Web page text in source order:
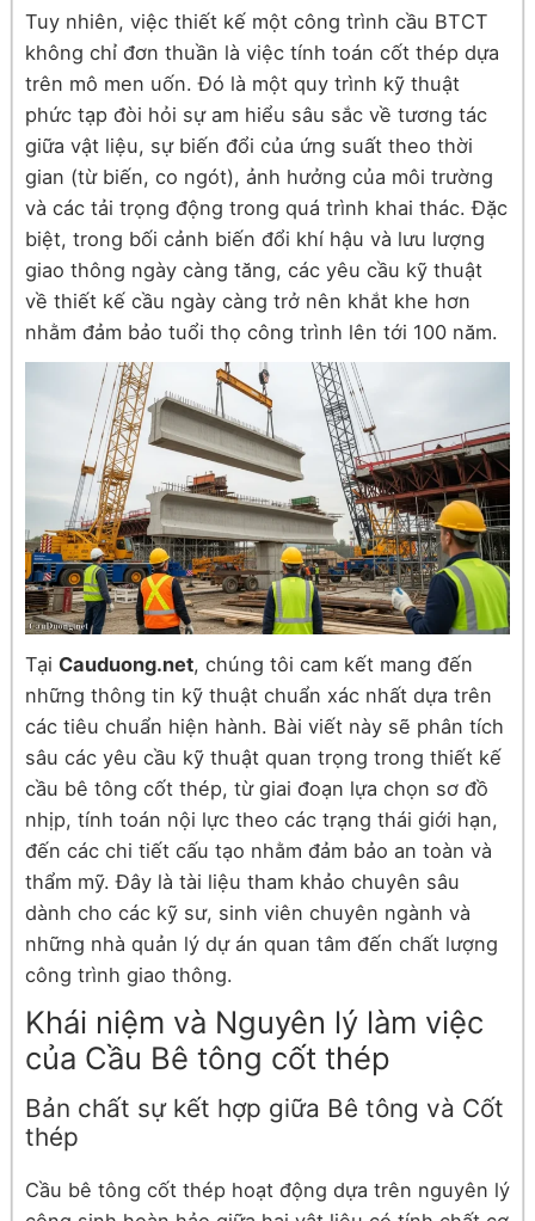
Tuy nhiên, việc thiết kế một công trình cầu BTCT
không chỉ đơn thuần là việc tính toán cốt thép dựa
trên mô men uốn. Đó là một quy trình kỹ thuật
phức tạp đòi hỏi sự am hiểu sâu sắc về tương tác
giữa vật liệu, sự biến đổi của ứng suất theo thời
gian (từ biến, co ngót), ảnh hưởng của môi trường
và các tải trọng động trong quá trình khai thác. Đặc
biệt, trong bối cảnh biến đổi khí hậu và lưu lượng
giao thông ngày càng tăng, các yêu cầu kỹ thuật
về thiết kế cầu ngày càng trở nên khắt khe hơn
nhằm đảm bảo tuổi thọ công trình lên tới 100 năm.
Tại Cauduong.net, chúng tôi cam kết mang đến
những thông tin kỹ thuật chuẩn xác nhất dựa trên
các tiêu chuẩn hiện hành. Bài viết này sẽ phân tích
sâu các yêu cầu kỹ thuật quan trọng trong thiết kế
cầu bê tông cốt thép, từ giai đoạn lựa chọn sơ đồ
nhịp, tính toán nội lực theo các trạng thái giới hạn,
đến các chi tiết cấu tạo nhằm đảm bảo an toàn và
thẩm mỹ. Đây là tài liệu tham khảo chuyên sâu
dành cho các kỹ sư, sinh viên chuyên ngành và
những nhà quản lý dự án quan tâm đến chất lượng
công trình giao thông.
Khái niệm và Nguyên lý làm việc
của Cầu Bê tông cốt thép
Bản chất sự kết hợp giữa Bê tông và Cốt
thép
Cầu bê tông cốt thép hoạt động dựa trên nguyên lý